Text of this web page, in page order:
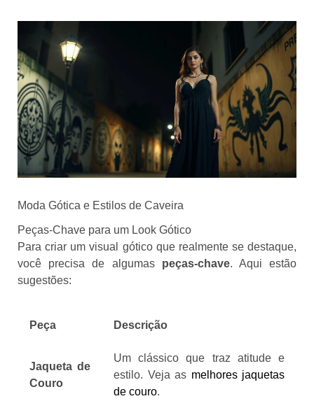
Moda Gótica e Estilos de Caveira
Peças-Chave para um Look Gótico
Para criar um visual gótico que realmente se destaque,
você precisa de algumas peças-chave. Aqui estão
sugestões:
Peça Descrição
Jaqueta de
Couro
Um clássico que traz atitude e
estilo. Veja as melhores jaquetas
de couro.